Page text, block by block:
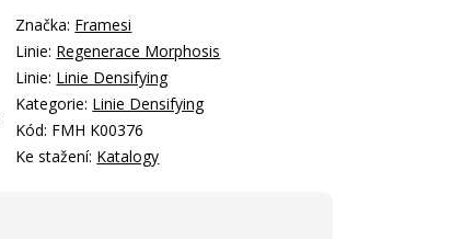
Značka: Framesi
Linie: Regenerace Morphosis
Linie: Linie Densifying
Kategorie: Linie Densifying
Kód: FMH K00376
Ke stažení: Katalogy